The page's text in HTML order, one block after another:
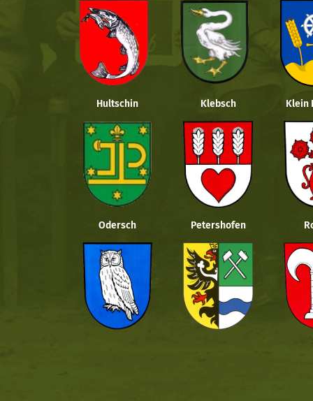
Hultschin Klebsch Klein
Odersch Petershofen